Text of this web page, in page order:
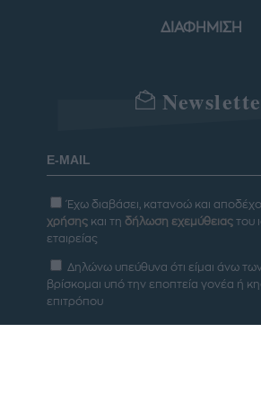
ΔΙΑΦΗΜΙΣΗ
Έχω διαβάσει, κατανοώ και
χρήσης και τη δήλωση εχεμύθειας του
εταιρείας
Δηλώνω υπεύθυνα ότι είμαι άνω
βρίσκομαι υπό την εποπτεία γονέα ή
επιτρόπου